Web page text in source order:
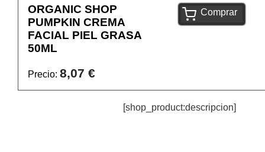
ORGANIC SHOP
PUMPKIN CREMA
FACIAL PIEL GRASA
50ML
Precio: 8,07 €
Comprar
[shop_product:descripcion]